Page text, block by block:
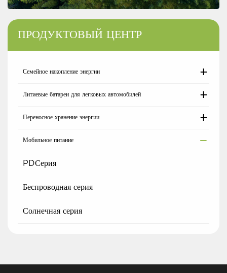
ПРОДУКТОВЫЙ ЦЕНТР
Семейное накопление энергии
Литиевые батареи для легковых автомобилей
Переносное хранение энергии
Мобильное питание
PDСерия
Беспроводная серия
Солнечная серия